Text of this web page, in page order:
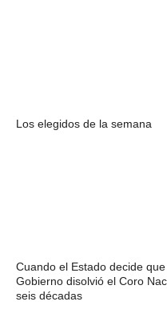
Los elegidos de la semana
Cuando el Estado decide
Gobierno disolvió el Coro
seis décadas